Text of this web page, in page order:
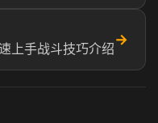
上手战斗技巧介绍
→